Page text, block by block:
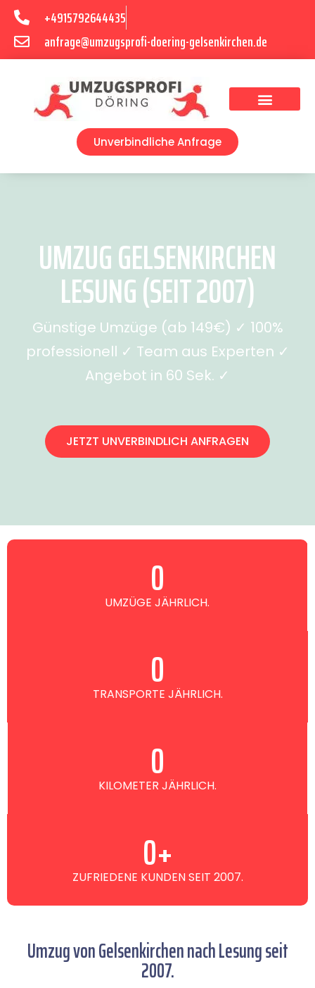
+4915792644435
anfrage@umzugsprofi-doering-gelsenkirchen.de
Unverbindliche Anfrage
UMZUG GELSENKIRCHEN
LESUNG (SEIT 2007)
Günstige Umzüge (ab 149€) ✓ 100%
professionell ✓ Team aus Experten ✓
Angebot in 60 Sek. ✓
JETZT UNVERBINDLICH ANFRAGEN
UMZÜGE JÄHRLICH.
0
TRANSPORTE JÄHRLICH.
0
KILOMETER JÄHRLICH.
0
ZUFRIEDENE KUNDEN SEIT 2007.
0+
Umzug von Gelsenkirchen nach Lesung seit
2007.